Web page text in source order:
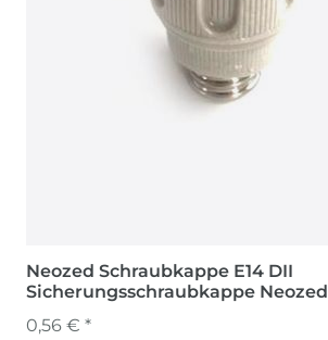
Neozed Schraubkappe E14 DII
Sicherungsschraubkappe Neozed
0,56 € *